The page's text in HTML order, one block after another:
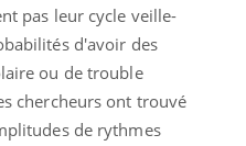
pas leur cycle veille-
d'avoir des
ou de trouble
chercheurs ont trouvé
de rythmes